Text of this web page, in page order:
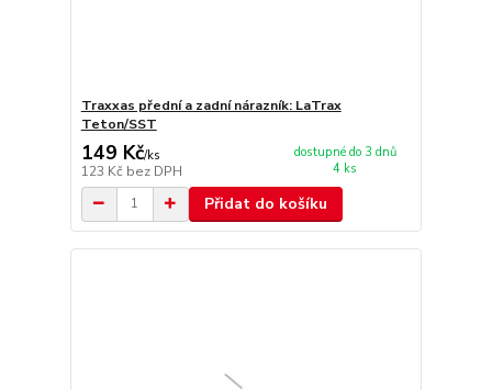
Traxxas přední a zadní nárazník: LaTrax
Teton/SST
149 Kč/ks
123 Kč bez DPH
dostupné do 3 dnů
4 ks
Přidat do košíku